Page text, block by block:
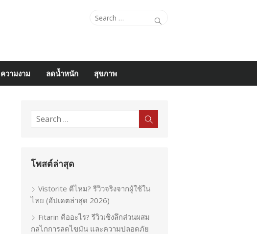
Search
Search
ความงาม ลดน้ำหนัก สุขภาพ
Search
Search
โพสต์ล่าสุด
Vistorite ดีไหม? รีวิวจริงจากผู้ใช้ใน
ไทย (อัปเดตล่าสุด 2026)
Fitarin คืออะไร? รีวิวเชิงลึกส่วนผสม
กลไกการลดไขมัน และความปลอดภัย